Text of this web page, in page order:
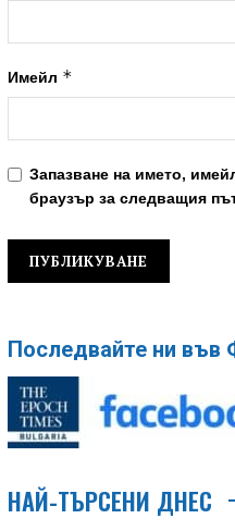
Имейл *
Запазване на името,
браузър за следващия
Последвайте ни във
НАЙ-ТЪРСЕНИ ДНЕС